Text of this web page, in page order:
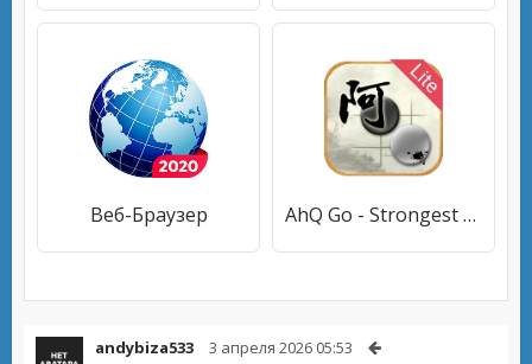
Веб-Браузер AhQ Go - Strongest Go Game AI
andybiza533 3 апреля 2026 05:53